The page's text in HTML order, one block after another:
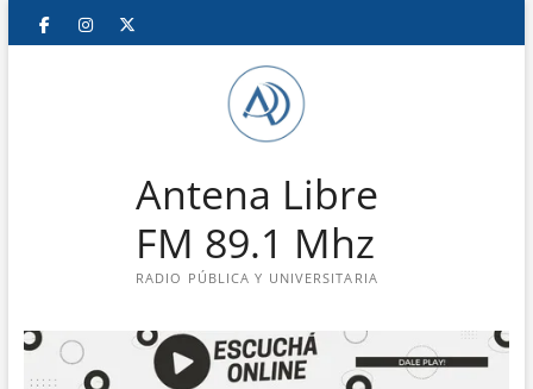
Saltar
FacebookInstagram
Antena Libre
FM 89.1 Mhz
RADIO PÚBLICA Y UNIVERSITARIA